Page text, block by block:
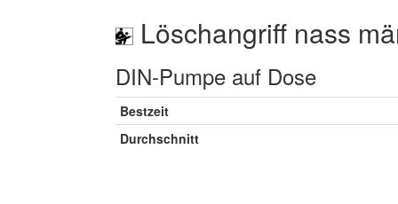
Löschangriff nass
DIN-Pumpe auf Dose
Bestzeit
Durchschnitt